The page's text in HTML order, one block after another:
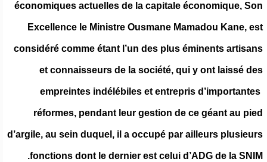
économiques actuelles de la capitale économique, Son
Excellence le Ministre Ousmane Mamadou Kane, est
considéré comme étant l’un des plus éminents artisans
et connaisseurs de la société, qui y ont laissé des
empreintes indélébiles et entrepris d’importantes
réformes, pendant leur gestion de ce géant au pied
d’argile, au sein duquel, il a occupé par ailleurs plusieurs
fonctions dont le dernier est celui d’ADG de la SNIM.